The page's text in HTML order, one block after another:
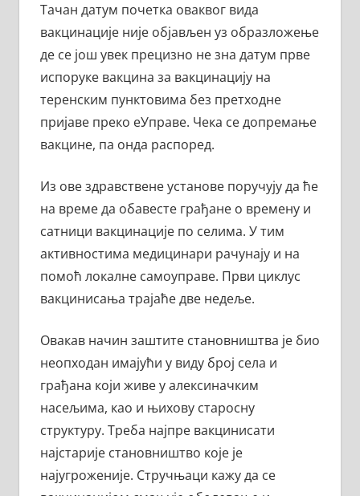
Тачан датум почетка оваквог вида
вакцинације није објављен уз образложење
де се још увек прецизно не зна датум прве
испоруке вакцина за вакцинацију на
теренским пунктовима без претходне
пријаве преко еУправе. Чека се допремање
вакцине, па онда распоред.
Из ове здравствене установе поручују да ће
на време да обавесте грађане о времену и
сатници вакцинације по селима. У тим
активностима медицинари рачунају и на
помоћ локалне самоуправе. Први циклус
вакцинисања трајаће две недеље.
Овакав начин заштите становништва је био
неопходан имајући у виду број села и
грађана који живе у алексиначким
насељима, као и њихову старосну
структуру. Треба најпре вакцинисати
најстарије становништво које је
најугроженије. Стручњаци кажу да се